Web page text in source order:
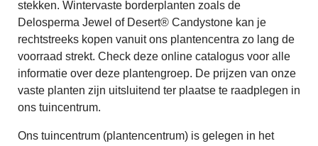
stekken. Wintervaste borderplanten zoals de
Delosperma Jewel of Desert® Candystone kan je
rechtstreeks kopen vanuit ons plantencentra zo lang de
voorraad strekt. Check deze online catalogus voor alle
informatie over deze plantengroep. De prijzen van onze
vaste planten zijn uitsluitend ter plaatse te raadplegen in
ons tuincentrum.
Ons tuincentrum (plantencentrum) is gelegen in het